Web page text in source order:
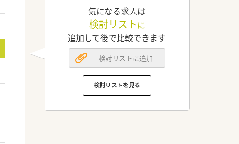
気になる求人は
検討リスト に
追加して後で比較できます
検討リストに追加
検討リストを見る